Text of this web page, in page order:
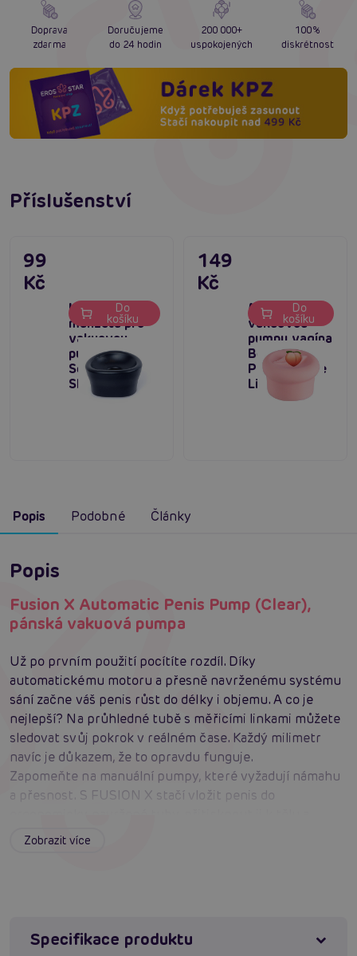
Doprava
zdarma
Doručujeme
do 24 hodin
200 000+
uspokojených
100%
diskrétnost
Příslušenství
Klasická
manžeta pro
vakuovou
pumpu Boss
Series Pump
Sleeve Black
99
Kč
Do
košíku
Manžeta pro
vakuovou
pumpu vagína
Boss Series
Pump Sleeve
LifeLike
149
Kč
Do
košíku
Popis Podobné Články
Popis
Fusion X Automatic Penis Pump (Clear),
pánská vakuová pumpa
Už po prvním použití pocítíte rozdíl. Díky
automatickému motoru a přesně navrženému systému
sání začne váš penis růst do délky i objemu. A co je
nejlepší? Na průhledné tubě s měřicími linkami můžete
sledovat svůj pokrok v reálném čase. Každý milimetr
navíc je důkazem, že to opravdu funguje.
Zapomeňte na manuální pumpy, které vyžadují námahu
a přesnost. S FUSION X stačí vložit penis do
spustit automatický motor. Vy si jen vyberete úroveň
erekce. Už žádné obavy z nedostatečného výkonu –
budete připraveni na akci kdykoliv a kdekoliv.
Zobrazit více
Specifikace produktu